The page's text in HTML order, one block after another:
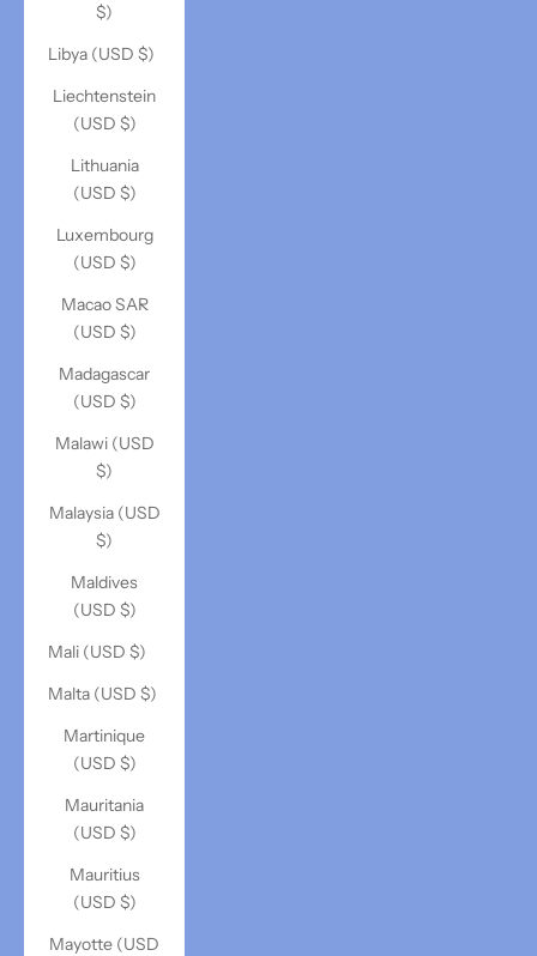
$)
Libya (USD $)
Liechtenstein
(USD $)
Lithuania
(USD $)
Luxembourg
(USD $)
Macao SAR
(USD $)
Madagascar
(USD $)
Malawi (USD
$)
Malaysia (USD
$)
Maldives
(USD $)
Mali (USD $)
Malta (USD $)
Martinique
(USD $)
Mauritania
(USD $)
Mauritius
(USD $)
Mayotte (USD